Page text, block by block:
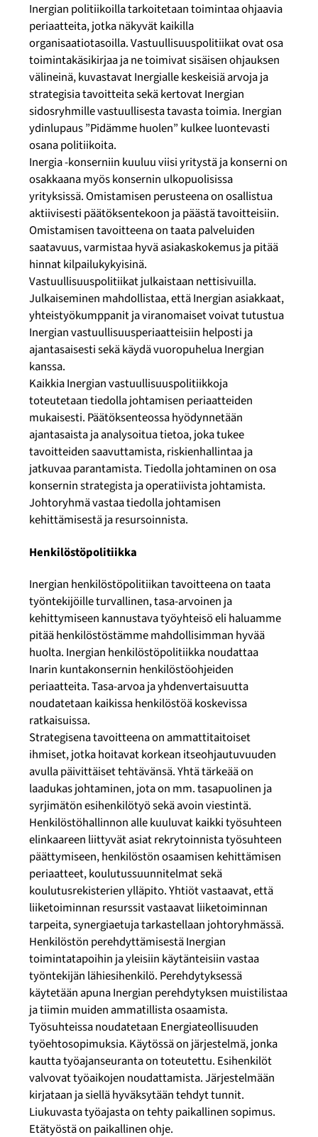
Inergian politiikoilla tarkoitetaan toimintaa ohjaavia
periaatteita, jotka näkyvät kaikilla
organisaatiotasoilla. Vastuullisuuspolitiikat ovat osa
toimintakäsikirjaa ja ne toimivat sisäisen ohjauksen
välineinä, kuvastavat Inergialle keskeisiä arvoja ja
strategisia tavoitteita sekä kertovat Inergian
sidosryhmille vastuullisesta tavasta toimia. Inergian
ydinlupaus ”Pidämme huolen” kulkee luontevasti
osana politiikoita.
Inergia -konserniin kuuluu viisi yritystä ja konserni on
osakkaana myös konsernin ulkopuolisissa
yrityksissä. Omistamisen perusteena on osallistua
aktiivisesti päätöksentekoon ja päästä tavoitteisiin.
Omistamisen tavoitteena on taata palveluiden
saatavuus, varmistaa hyvä asiakaskokemus ja pitää
hinnat kilpailukykyisinä.
Vastuullisuuspolitiikat julkaistaan nettisivuilla.
Julkaiseminen mahdollistaa, että Inergian asiakkaat,
yhteistyökumppanit ja viranomaiset voivat tutustua
Inergian vastuullisuusperiaatteisiin helposti ja
ajantasaisesti sekä käydä vuoropuhelua Inergian
kanssa.
Kaikkia Inergian vastuullisuuspolitiikkoja
toteutetaan tiedolla johtamisen periaatteiden
mukaisesti. Päätöksenteossa hyödynnetään
ajantasaista ja analysoitua tietoa, joka tukee
tavoitteiden saavuttamista, riskienhallintaa ja
jatkuvaa parantamista. Tiedolla johtaminen on osa
konsernin strategista ja operatiivista johtamista.
Johtoryhmä vastaa tiedolla johtamisen
kehittämisestä ja resursoinnista.
Henkilöstöpolitiikka
Inergian henkilöstöpolitiikan tavoitteena on taata
työntekijöille turvallinen, tasa-arvoinen ja
kehittymiseen kannustava työyhteisö eli haluamme
pitää henkilöstöstämme mahdollisimman hyvää
huolta. Inergian henkilöstöpolitiikka noudattaa
Inarin kuntakonsernin henkilöstöohjeiden
periaatteita. Tasa-arvoa ja yhdenvertaisuutta
noudatetaan kaikissa henkilöstöä koskevissa
ratkaisuissa.
Strategisena tavoitteena on ammattitaitoiset
ihmiset, jotka hoitavat korkean itseohjautuvuuden
avulla päivittäiset tehtävänsä. Yhtä tärkeää on
laadukas johtaminen, jota on mm. tasapuolinen ja
syrjimätön esihenkilötyö sekä avoin viestintä.
Henkilöstöhallinnon alle kuuluvat kaikki työsuhteen
elinkaareen liittyvät asiat rekrytoinnista työsuhteen
päättymiseen, henkilöstön osaamisen kehittämisen
periaatteet, koulutussuunnitelmat sekä
koulutusrekisterien ylläpito. Yhtiöt vastaavat, että
liiketoiminnan resurssit vastaavat liiketoiminnan
tarpeita, synergiaetuja tarkastellaan johtoryhmässä.
Henkilöstön perehdyttämisestä Inergian
toimintatapoihin ja yleisiin käytänteisiin vastaa
työntekijän lähiesihenkilö. Perehdytyksessä
käytetään apuna Inergian perehdytyksen muistilistaa
ja tiimin muiden ammatillista osaamista.
Työsuhteissa noudatetaan Energiateollisuuden
työehtosopimuksia. Käytössä on järjestelmä, jonka
kautta työajanseuranta on toteutettu. Esihenkilöt
valvovat työaikojen noudattamista. Järjestelmään
kirjataan ja siellä hyväksytään tehdyt tunnit.
Liukuvasta työajasta on tehty paikallinen sopimus.
Etätyöstä on paikallinen ohje.